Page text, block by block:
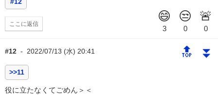
ここに返信
#12 - 2022/07/13 (水) 20:41 🔝 ⏬
>>11
役に立たなくてごめん＞＜